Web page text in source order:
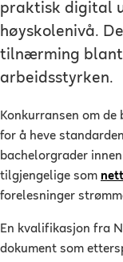
praktisk digital
høyskolenivå.
tilnærming blant
arbeidsstyrken.
Konkurransen om
for å heve
bachelorgrader
tilgjengelige som
forelesninger
En kvalifikasjon fra
dokument som